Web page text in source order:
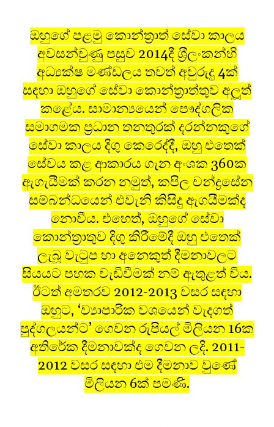
ඔහුගේ පළමු කොන්ත‍්‍රාත් සේවා කාලය
අවසන්වුණු පසුව 2014දී ශ‍්‍රීලංකන්හි
අධ්‍යක්ෂ මණ්ඩලය තවත් අවුරුදු 4ක්
සඳහා ඔහුගේ සේවා කොන්ත‍්‍රාත්තුව අලූත්
කළේය. සාමාන්‍යයෙන් පෞද්ගලික
සමාගමක ප‍්‍රධාන තනතුරක් දරන්නකුගේ
සේවා කාලය දිගු කෙරෙද්දී, ඔහු එතෙක්
සේවය කළ ආකාරය ගැන අංශක 360ක
ඇගැයීමක් කරන නමුත්, කපිල චන්ද්‍රසේන
සම්බන්ධයෙන් එවැනි කිසිදු ඇගයීමක්ද
නොවීය. එහෙත්, ඔහුගේ සේවා
කොන්ත‍්‍රාතුව දිගු කිරීමේදී ඔහු එතෙක්
ලැබූ වැටුප හා අනෙකුත් දීමනාවලට
සියයට පහක වැඩිවීමක් නම් ඇතුළත් විය.
ඊටත් අමතරව 2012-2013 වසර සඳහා
ඔහුට, ‘ව්‍යාපාරික වශයෙන් වැදගත්
පුද්ගලයන්ට’ ගෙවන රුපියල් මිලියන 16ක
අතිරේක දීමනාවක්ද ගෙවන ලදි. 2011-
2012 වසර සඳහා එම දීමනාව වුණේ
මිලියන 6ක් පමණි.